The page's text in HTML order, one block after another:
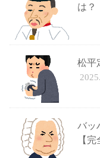
は？
松平
バッ
【